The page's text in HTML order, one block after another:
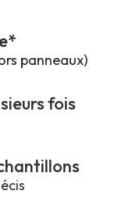
panneaux)
fois